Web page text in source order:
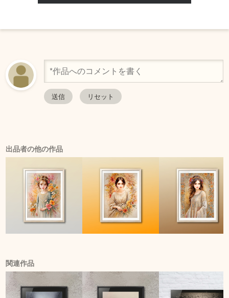
出品者の他の作品
関連作品